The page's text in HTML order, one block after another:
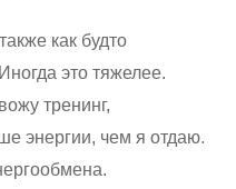
как будто
это тяжелее.
тренинг,
энергии, чем я отдаю.